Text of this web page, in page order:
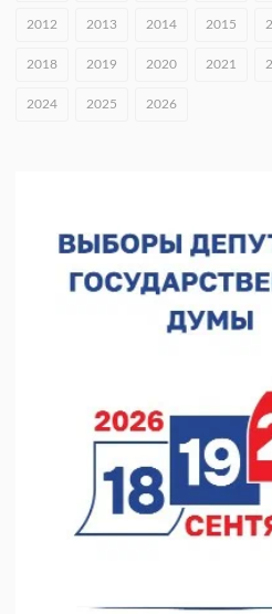
07.08.2026 13:48
строителя
В Нижнем Новгороде прошло
Росгвардии
07.08.2026 12:04
Кратковременные перерывы
телерадиопрограмм
Новгороде до 16 августа в
телебашни
07.08.2026 11:20
2012 2013 2014 2015
2018 2019 2020 2021
2024 2025 2026